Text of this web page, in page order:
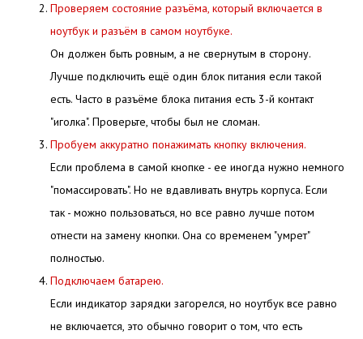
Проверяем состояние разъёма, который включается в
ноутбук и разъём в самом ноутбуке.
Он должен быть ровным, а не свернутым в сторону.
Лучше подключить ещё один блок питания если такой
есть. Часто в разъёме блока питания есть 3-й контакт
"иголка". Проверьте, чтобы был не сломан.
Пробуем аккуратно понажимать кнопку включения.
Если проблема в самой кнопке - ее иногда нужно немного
"помассировать". Но не вдавливать внутрь корпуса. Если
так - можно пользоваться, но все равно лучше потом
отнести на замену кнопки. Она со временем "умрет"
полностью.
Подключаем батарею.
Если индикатор зарядки загорелся, но ноутбук все равно
не включается, это обычно говорит о том, что есть